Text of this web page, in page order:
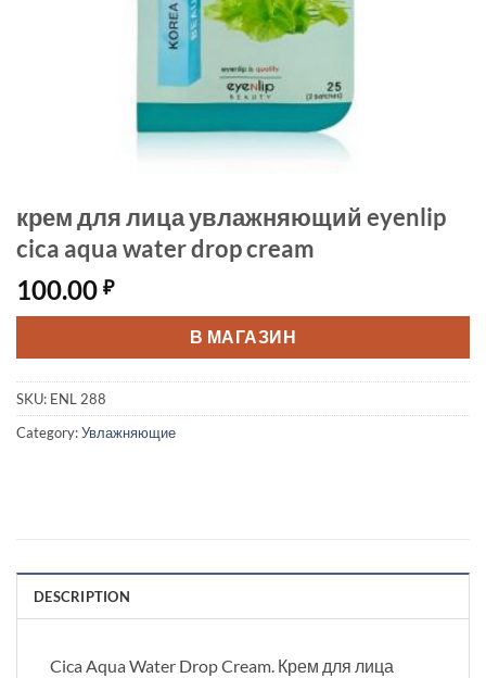
крем для лица увлажняющий eyenlip
cica aqua water drop cream
100.00 ₽
В МАГАЗИН
SKU: ENL 288
Category:Увлажняющие
DESCRIPTION
Cica Aqua Water Drop Cream. Крем для лица